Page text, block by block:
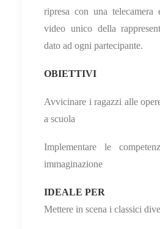
ripresa con una telecamera
video unico della
dato ad ogni partecipante.
OBIETTIVI
Avvicinare i ragazzi alle
a scuola
Implementare le
immaginazione
IDEALE PER
Mettere in scena i classici